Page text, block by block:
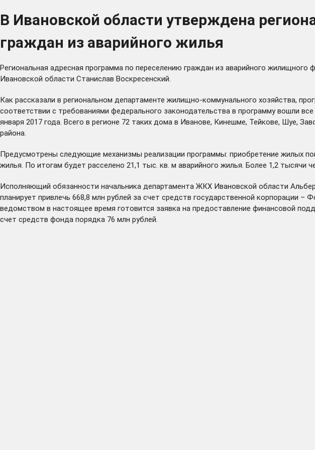
В Ивановской области утверждена
граждан из аварийного жилья
Региональная адресная программа по переселению граждан из аварийного жилищного
Ивановской области Станислав Воскресенский.
Как рассказали в региональном департаменте жилищно-коммунального хозяйства,
соответствии с требованиями федерального законодательства в программу вошли
января 2017 года. Всего в регионе 72 таких дома в Иванове, Кинешме, Тейкове, Шуе,
района.
Предусмотрены следующие механизмы реализации программы: приобретение жилых
жилья. По итогам будет расселено 21,1 тыс. кв. м аварийного жилья. Более 1,2 тысячи
Исполняющий обязанности начальника департамента ЖКХ Ивановской области
планирует привлечь 668,8 млн рублей за счет средств государственной
ведомством в настоящее время готовится заявка на предоставление финансовой
счет средств фонда порядка 76 млн рублей.